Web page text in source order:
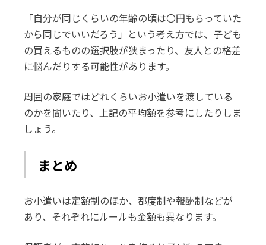
「自分が同じくらいの年齢の頃は〇円もらっていた
から同じでいいだろう」という考え方では、子ども
の買えるものの選択肢が狭まったり、友人との格差
に悩んだりする可能性があります。
周囲の家庭ではどれくらいお小遣いを渡している
のかを聞いたり、上記の平均額を参考にしたりしま
しょう。
まとめ
お小遣いは定額制のほか、都度制や報酬制などが
あり、それぞれにルールも金額も異なります。